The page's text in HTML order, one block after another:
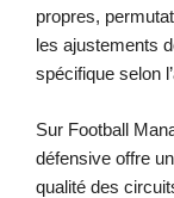
propres,
les ajustements
spécifique selon
Sur Football
défensive offre
qualité des